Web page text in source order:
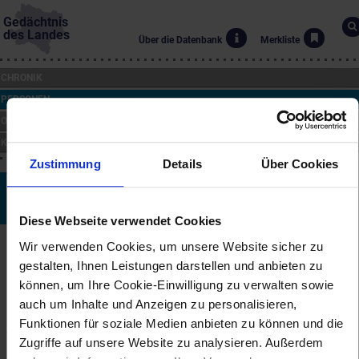
Zustimmung Details Über Cookies
Diese Webseite verwendet Cookies
Wir verwenden Cookies, um unsere Website sicher zu
gestalten, Ihnen Leistungen darstellen und anbieten zu
können, um Ihre Cookie-Einwilligung zu verwalten sowie
auch um Inhalte und Anzeigen zu personalisieren,
Funktionen für soziale Medien anbieten zu können und die
Zugriffe auf unsere Website zu analysieren. Außerdem
Gedächtnis
des Landes
Über die Datenbank Merkliste
PERSONEN
KUNST
Ferdinand Lepié (Lepgé)
*8.6.1824 bis †11.11.1883
Biographie
Der Landschaft- und Historienmaler Ferdinand Lepié (auch Lépgé)
wurde in Prag geboren, wo er von 1841 bis 1844 die Akademie
besuchte. Um 1850 bis 1860 war er Zeichenlehrer im Kloster
Strahov. Anfang der 1860er Jahre übersiedelte er nach Wien, wo
er am kaiserlichen Hof Zeichenunterricht erteilte. Lepié malte
zahlreiche Ansichten von den österreichischen und bayrischen